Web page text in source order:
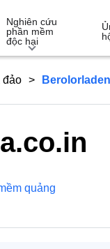
Nghiên cứu
phần mềm
độc hại
đảo
quảng